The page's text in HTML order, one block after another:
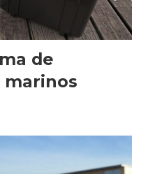
de
marinos